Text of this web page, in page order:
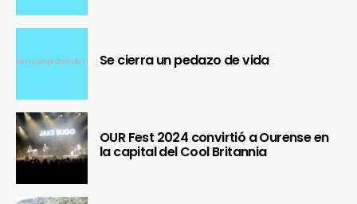
Se cierra un pedazo de vida
OUR Fest 2024 convirtió a Ourense en
la capital del Cool Britannia